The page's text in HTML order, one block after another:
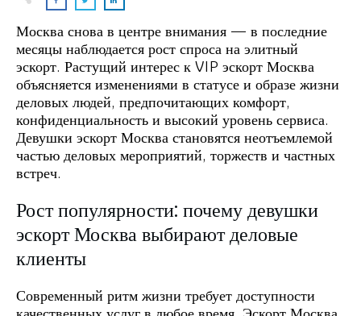
Москва снова в центре внимания — в последние
месяцы наблюдается рост спроса на элитный
эскорт. Растущий интерес к VIP эскорт Москва
объясняется изменениями в статусе и образе жизни
деловых людей, предпочитающих комфорт,
конфиденциальность и высокий уровень сервиса.
Девушки эскорт Москва становятся неотъемлемой
частью деловых мероприятий, торжеств и частных
встреч.
Рост популярности: почему девушки
эскорт Москва выбирают деловые
клиенты
Современный ритм жизни требует доступности